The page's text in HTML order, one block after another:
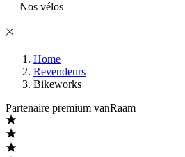
Nos vélos
Home
Revendeurs
Bikeworks
Partenaire premium vanRaam